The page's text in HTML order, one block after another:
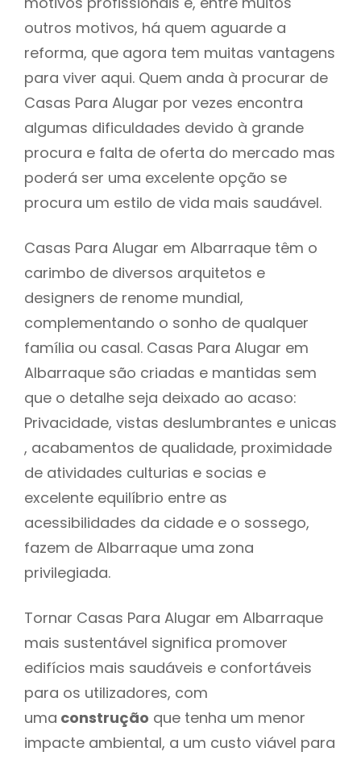
outros motivos, há quem aguarde a
reforma, que agora tem muitas vantagens
para viver aqui. Quem anda à procurar de
Casas Para Alugar por vezes encontra
algumas dificuldades devido à grande
procura e falta de oferta do mercado mas
poderá ser uma excelente opção se
procura um estilo de vida mais saudável.
Casas Para Alugar em Albarraque têm o
carimbo de diversos arquitetos e
designers de renome mundial,
complementando o sonho de qualquer
família ou casal. Casas Para Alugar em
Albarraque são criadas e mantidas sem
que o detalhe seja deixado ao acaso:
Privacidade, vistas deslumbrantes e unicas
, acabamentos de qualidade, proximidade
de atividades culturias e socias e
excelente equilíbrio entre as
acessibilidades da cidade e o sossego,
fazem de Albarraque uma zona
privilegiada.
Tornar Casas Para Alugar em Albarraque
mais sustentável significa promover
edifícios mais saudáveis e confortáveis
para os utilizadores, com
uma construção que tenha um menor
impacte ambiental, a um custo viável para